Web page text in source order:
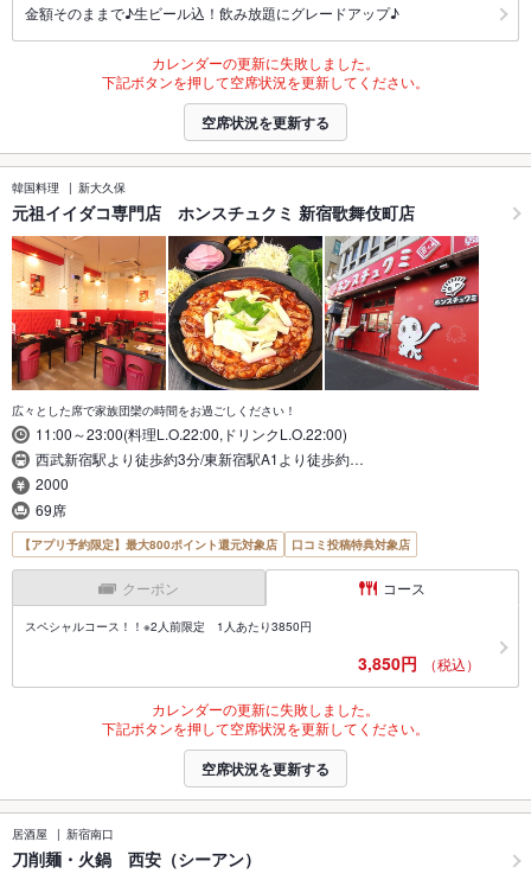
金額そのままで♪生ビール込！飲み放題にグレードアップ♪
カレンダーの更新に失敗しました。
下記ボタンを押して空席状況を更新してください。
空席状況を更新する
韓国料理 新大久保
元祖イイダコ専門店 ホンスチュクミ 新宿歌舞伎町店
広々とした席で家族団欒の時間をお過ごしください！
11:00～23:00(料理L.O.22:00,ドリンクL.O.22:00)
西武新宿駅より徒歩約3分/東新宿駅A1より徒歩約…
2000
69席
【アプリ予約限定】最大800ポイント還元対象店 口コミ投稿特典対象店
クーポン コース
スペシャルコース！！※2人前限定 1人あたり3850円
3,850円 （税込）
カレンダーの更新に失敗しました。
下記ボタンを押して空席状況を更新してください。
空席状況を更新する
居酒屋 新宿南口
刀削麺・火鍋 西安（シーアン）